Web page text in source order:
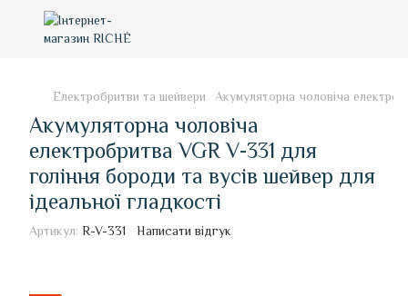
Електробритви та шейвери Акумуляторна чоловіча
Акумуляторна чоловіча
електробритва VGR V-331 для
гоління бороди та вусів шейвер для
ідеальної гладкості
Артикул: R-V-331 Написати відгук